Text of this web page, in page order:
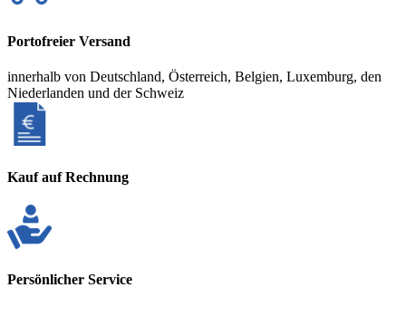
Portofreier Versand
innerhalb von Deutschland, Österreich, Belgien, Luxemburg, den
Niederlanden und der Schweiz
Kauf auf Rechnung
Persönlicher Service